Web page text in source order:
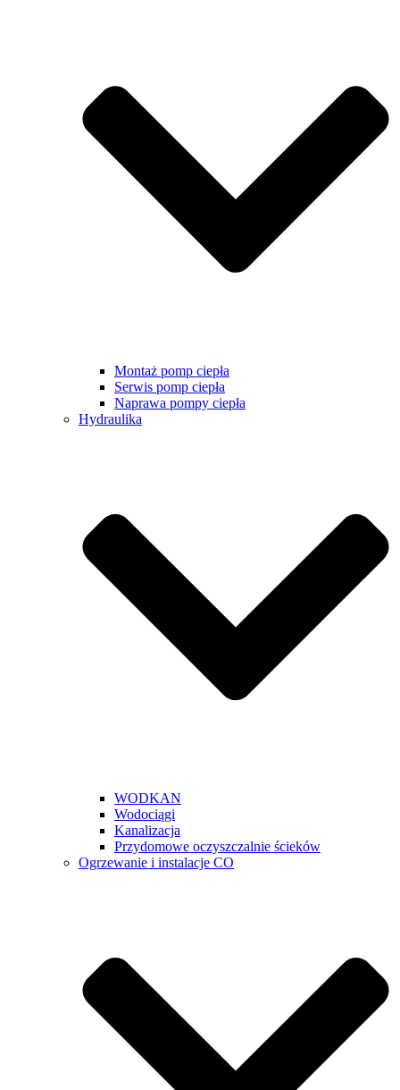
Montaż pomp ciepła
Serwis pomp ciepła
Naprawa pompy ciepła
Hydraulika
WODKAN
Wodociągi
Kanalizacja
Przydomowe oczyszczalnie ścieków
Ogrzewanie i instalacje CO